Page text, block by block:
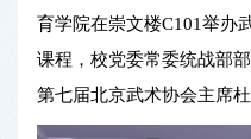
育学院在崇文楼C101举办
课程，校党委常委统战部
第七届北京武术协会主席